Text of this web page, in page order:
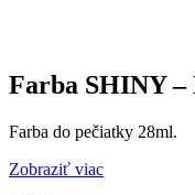
Farba SHINY –
Farba do pečiatky 28ml.
Zobraziť viac